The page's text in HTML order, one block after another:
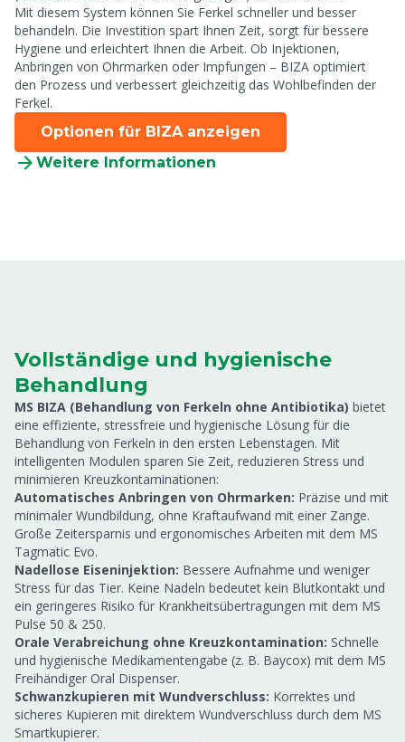
Mit diesem System können Sie Ferkel schneller und besser
behandeln. Die Investition spart Ihnen Zeit, sorgt für bessere
Hygiene und erleichtert Ihnen die Arbeit. Ob Injektionen,
Anbringen von Ohrmarken oder Impfungen – BIZA optimiert
den Prozess und verbessert gleichzeitig das Wohlbefinden der
Ferkel.
Optionen für BIZA anzeigen
Weitere Informationen
Vollständige und hygienische
Behandlung
MS BIZA (Behandlung von Ferkeln ohne Antibiotika) bietet
eine effiziente, stressfreie und hygienische Lösung für die
Behandlung von Ferkeln in den ersten Lebenstagen. Mit
intelligenten Modulen sparen Sie Zeit, reduzieren Stress und
minimieren Kreuzkontaminationen:
Automatisches Anbringen von Ohrmarken: Präzise und mit
minimaler Wundbildung, ohne Kraftaufwand mit einer Zange.
Große Zeitersparnis und ergonomisches Arbeiten mit dem MS
Tagmatic Evo.
Nadellose Eiseninjektion: Bessere Aufnahme und weniger
Stress für das Tier. Keine Nadeln bedeutet kein Blutkontakt und
ein geringeres Risiko für Krankheitsübertragungen mit dem MS
Pulse 50 & 250.
Orale Verabreichung ohne Kreuzkontamination: Schnelle
und hygienische Medikamentengabe (z. B. Baycox) mit dem MS
Freihändiger Oral Dispenser.
Schwanzkupieren mit Wundverschluss: Korrektes und
sicheres Kupieren mit direktem Wundverschluss durch dem MS
Smartkupierer.